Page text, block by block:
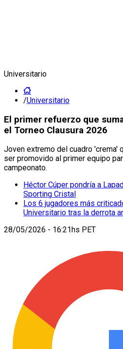
Universitario
/Universitario
El primer refuerzo que
el Torneo Clausura 2026
Joven extremo del cuadro 'crema'
ser promovido al primer equipo
campeonato.
Héctor Cúper pondría a
Sporting Cristal
Los 6 jugadores más
Universitario tras la derrota
28/05/2026 - 16:21hs PET